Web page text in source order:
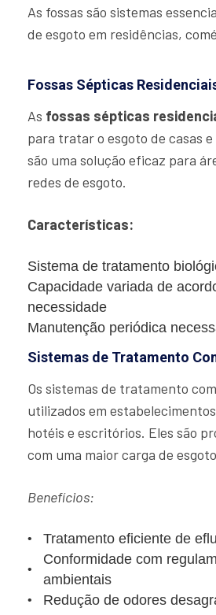
As fossas são sistemas
de esgoto em residências,
Fossas Sépticas
As fossas sépticas
para tratar o esgoto de casas e
são uma solução eficaz para
redes de esgoto.
Características:
Sistema de tratamento
Capacidade variada de
necessidade
Manutenção periódica
Sistemas de Tratamento
Os sistemas de tratamento
utilizados em
hotéis e escritórios. Eles são
com uma maior carga de
Benefícios:
Tratamento eficiente de
Conformidade com
ambientais
Redução de odores